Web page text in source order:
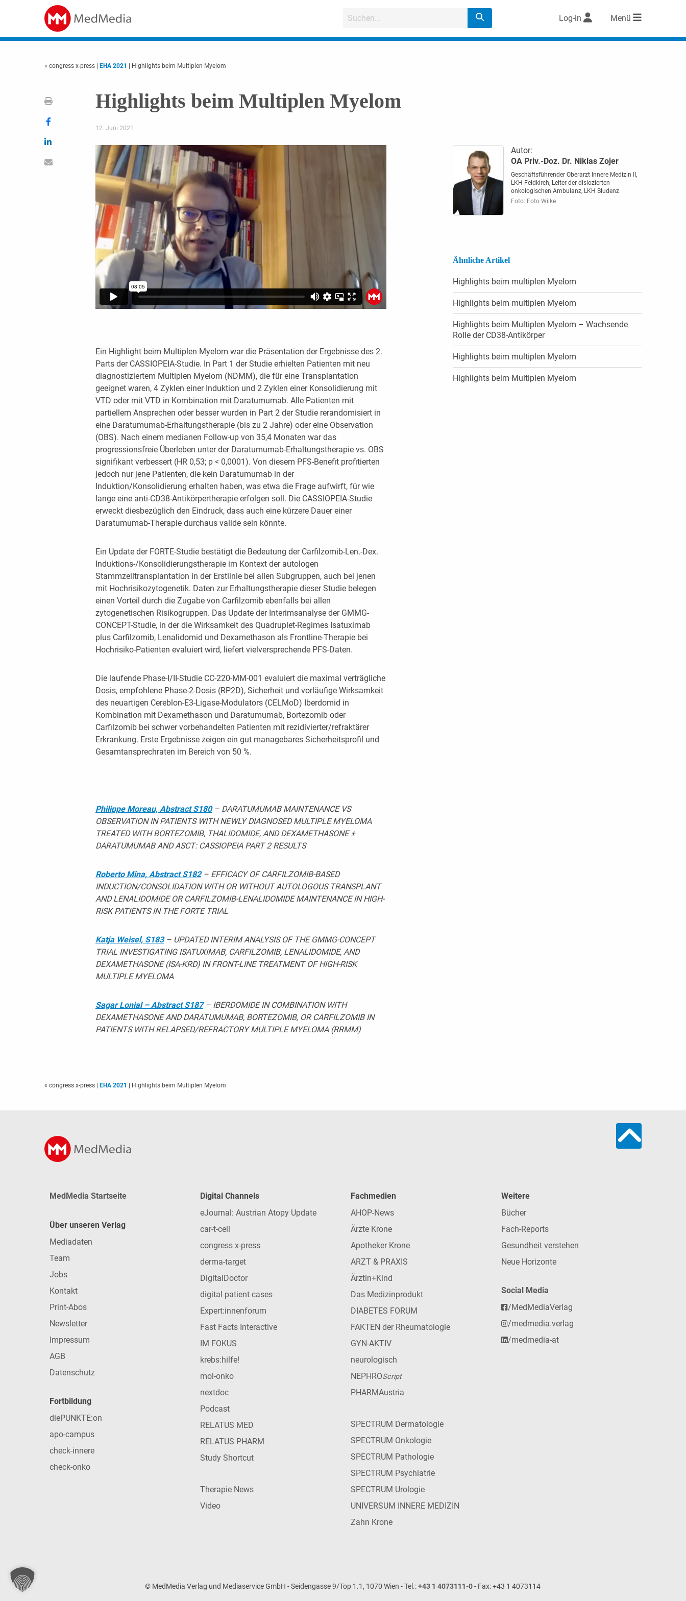
Log-in Menü
« congress x-press EHA 2021 | Highlights beim Multiplen Myelom
Highlights beim Multiplen Myelom
12. Juni 2021
Ein Highlight beim Multiplen Myelom war die Präsentation der Ergebnisse des 2.
Parts der CASSIOPEIA-Studie. In Part 1 der Studie erhielten Patienten mit neu
diagnostiziertem Multiplen Myelom (NDMM), die für eine Transplantation
geeignet waren, 4 Zyklen einer Induktion und 2 Zyklen einer Konsolidierung mit
VTD oder mit VTD in Kombination mit Daratumumab. Alle Patienten mit
partiellem Ansprechen oder besser wurden in Part 2 der Studie rerandomisiert in
eine Daratumumab-Erhaltungstherapie (bis zu 2 Jahre) oder eine Observation
(OBS). Nach einem medianen Follow-up von 35,4 Monaten war das
progressionsfreie Überleben unter der Daratumumab-Erhaltungstherapie vs. OBS
signifikant verbessert (HR 0,53; p < 0,0001). Von diesem PFS-Benefit profitierten
jedoch nur jene Patienten, die kein Daratumumab in der
Induktion/Konsolidierung erhalten haben, was etwa die Frage aufwirft, für wie
lange eine anti-CD38-Antikörpertherapie erfolgen soll. Die CASSIOPEIA-Studie
erweckt diesbezüglich den Eindruck, dass auch eine kürzere Dauer einer
Daratumumab-Therapie durchaus valide sein könnte.
Ein Update der FORTE-Studie bestätigt die Bedeutung der Carfilzomib-Len.-Dex.
Induktions-/Konsolidierungstherapie im Kontext der autologen
Stammzelltransplantation in der Erstlinie bei allen Subgruppen, auch bei jenen
mit Hochrisikozytogenetik. Daten zur Erhaltungstherapie dieser Studie belegen
einen Vorteil durch die Zugabe von Carfilzomib ebenfalls bei allen
zytogenetischen Risikogruppen. Das Update der Interimsanalyse der GMMG-
CONCEPT-Studie, in der die Wirksamkeit des Quadruplet-Regimes Isatuximab
plus Carfilzomib, Lenalidomid und Dexamethason als Frontline-Therapie bei
Hochrisiko-Patienten evaluiert wird, liefert vielversprechende PFS-Daten.
Die laufende Phase-I/II-Studie CC-220-MM-001 evaluiert die maximal verträgliche
Dosis, empfohlene Phase-2-Dosis (RP2D), Sicherheit und vorläufige Wirksamkeit
des neuartigen Cereblon-E3-Ligase-Modulators (CELMoD) Iberdomid in
Kombination mit Dexamethason und Daratumumab, Bortezomib oder
Carfilzomib bei schwer vorbehandelten Patienten mit rezidivierter/refraktärer
Erkrankung. Erste Ergebnisse zeigen ein gut managebares Sicherheitsprofil und
Gesamtansprechraten im Bereich von 50 %.
Philippe Moreau, Abstract S180– DARATUMUMAB MAINTENANCE VS
OBSERVATION IN PATIENTS WITH NEWLY DIAGNOSED MULTIPLE MYELOMA
TREATED WITH BORTEZOMIB, THALIDOMIDE, AND DEXAMETHASONE ±
DARATUMUMAB AND ASCT: CASSIOPEIA PART 2 RESULTS
Roberto Mina, Abstract S182 – EFFICACY OF CARFILZOMIB-BASED
INDUCTION/CONSOLIDATION WITH OR WITHOUT AUTOLOGOUS TRANSPLANT
AND LENALIDOMIDE OR CARFILZOMIB-LENALIDOMIDE MAINTENANCE IN HIGH-
RISK PATIENTS IN THE FORTE TRIAL
Katja Weisel, S183– UPDATED INTERIM ANALYSIS OF THE GMMG-CONCEPT
TRIAL INVESTIGATING ISATUXIMAB, CARFILZOMIB, LENALIDOMIDE, AND
DEXAMETHASONE (ISA-KRD) IN FRONT-LINE TREATMENT OF HIGH-RISK
MULTIPLE MYELOMA
Sagar Lonial – Abstract S187– IBERDOMIDE IN COMBINATION WITH
DEXAMETHASONE AND DARATUMUMAB, BORTEZOMIB, OR CARFILZOMIB IN
PATIENTS WITH RELAPSED/REFRACTORY MULTIPLE MYELOMA (RRMM)
Autor:
OA Priv.-Doz. Dr. Niklas Zojer
Geschäftsführender Oberarzt Innere Medizin II,
LKH Feldkirch, Leiter der dislozierten
onkologischen Ambulanz, LKH Bludenz
Foto: Foto Wilke
Ähnliche Artikel
Highlights beim multiplen Myelom
Highlights beim multiplen Myelom
Highlights beim Multiplen Myelom – Wachsende
Rolle der CD38-Antikörper
Highlights beim multiplen Myelom
Highlights beim Multiplen Myelom
« congress x-press | EHA 2021 | Highlights beim Multiplen Myelom
MedMedia Startseite
Über unseren Verlag
Mediadaten
Team
Jobs
Kontakt
Print-Abos
Newsletter
Impressum
AGB
Datenschutz
Fortbildung
diePUNKTE:on
apo-campus
check-innere
check-onko
Digital Channels
eJournal: Austrian Atopy Update
car-t-cell
congress x-press
derma-target
DigitalDoctor
digital patient cases
Expert:innenforum
Fast Facts Interactive
IM FOKUS
krebs:hilfe!
mol-onko
nextdoc
Podcast
RELATUS MED
RELATUS PHARM
Study Shortcut
Therapie News
Video
Fachmedien
AHOP-News
Ärzte Krone
Apotheker Krone
ARZT & PRAXIS
Ärztin+Kind
Das Medizinprodukt
DIABETES FORUM
FAKTEN der Rheumatologie
GYN-AKTIV
neurologisch
NEPHROScript
PHARMAustria
SPECTRUM Dermatologie
SPECTRUM Onkologie
SPECTRUM Pathologie
SPECTRUM Psychiatrie
SPECTRUM Urologie
UNIVERSUM INNERE MEDIZIN
Zahn Krone
Weitere
Bücher
Fach-Reports
Gesundheit verstehen
Neue Horizonte
Social Media
/MedMediaVerlag
/medmedia.verlag
/medmedia-at
© MedMedia Verlag und Mediaservice GmbH - Seidengasse 9/Top 1.1, 1070 Wien - Tel.:+43 1 4073111-0- Fax: +43 1 4073114